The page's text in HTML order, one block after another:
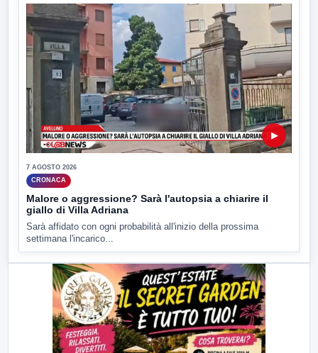
▶
7 AGOSTO 2026
CRONACA
Malore o aggressione? Sarà l'autopsia a chiarire il
giallo di Villa Adriana
Sarà affidato con ogni probabilità all'inizio della prossima
settimana l'incarico...